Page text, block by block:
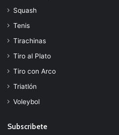
Squash
Tenis
Tirachinas
Tiro al Plato
Tiro con Arco
Triatlón
Voleybol
Subscribete